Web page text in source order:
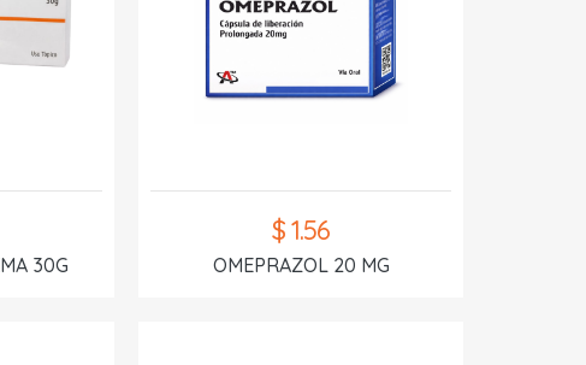
30G
$ 1.56
OMEPRAZOL 20 MG